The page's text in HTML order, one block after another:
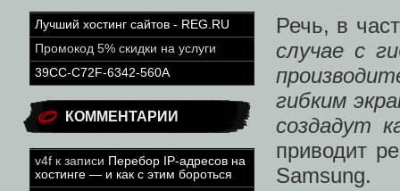
Лучший хостинг сайтов - REG.RU
Промокод 5% скидки на услуги
39CC-C72F-6342-560A
КОММЕНТАРИИ
v4f к записи Перебор IP-адресов на
хостинге — и как с этим бороться
Речь, в
случае с
гибким
создадут
приводит
Samsung.